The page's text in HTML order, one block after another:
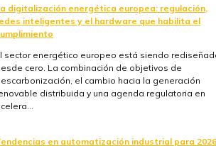
digitalización energética europea: regulación,
inteligentes y el hardware que habilita el
sector energético europeo está siendo
cero. La combinación de objetivos de
el cambio hacia la generación
distribuida y una agenda regulatoria en
en automatización industrial para